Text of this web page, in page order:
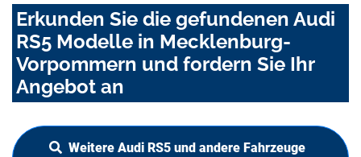
Erkunden Sie die gefundenen Audi
RS5 Modelle in Mecklenburg-
Vorpommern und fordern Sie Ihr
Angebot an
Weitere Audi RS5 und andere Fahrzeuge